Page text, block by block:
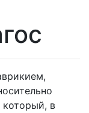
который, в